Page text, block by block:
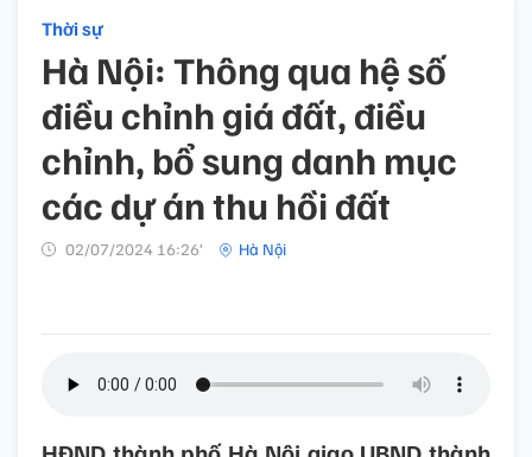
Thời sự
Hà Nội: Thông qua hệ số
điều chỉnh giá đất, điều
chỉnh, bổ sung danh mục
các dự án thu hồi đất
02/07/2024 16:26’ Hà Nội